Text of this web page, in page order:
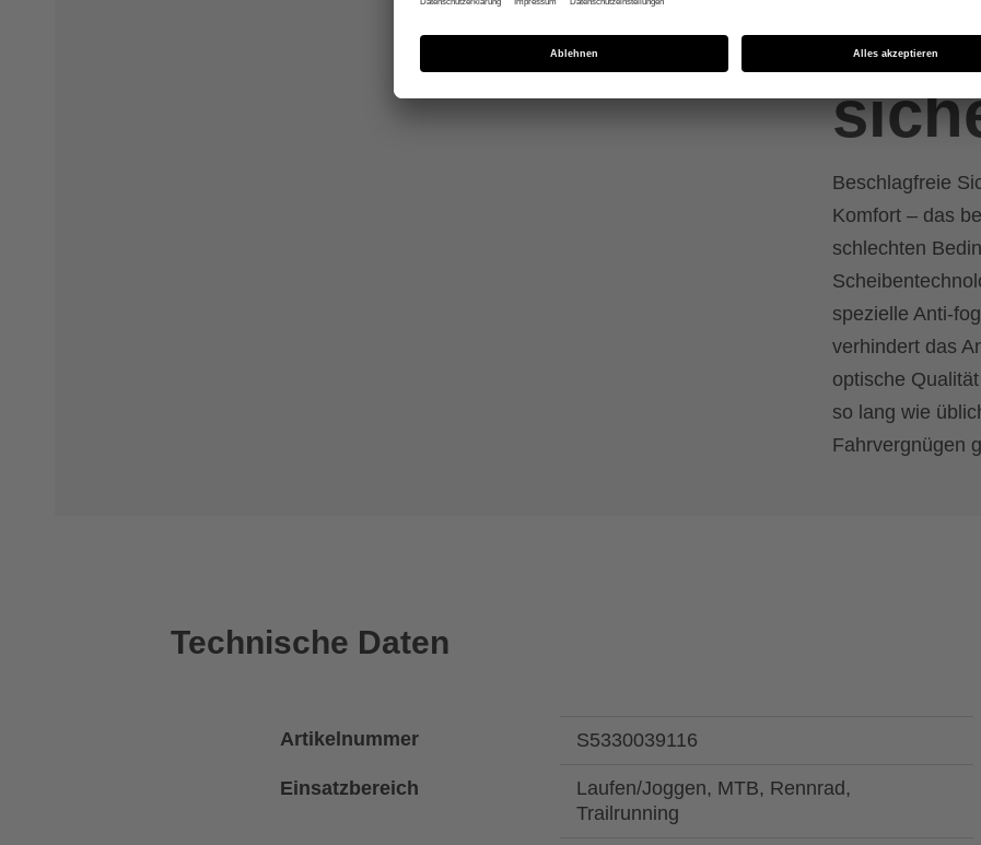
Beschlagfreie
Komfort – das
schlechten
spezielle Anti-
verhindert das
optische
so lang wie
Fahrvergnügen
Technische Daten
Artikelnummer S5330039116
Einsatzbereich
Laufen/Joggen, MTB, Rennrad,
Trailrunning